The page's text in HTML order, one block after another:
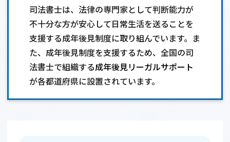
司法書士は、法律の専門家として判断能力が
不十分な方が安心して日常生活を送ることを
支援する成年後見制度に取り組んでいます。ま
た、成年後見制度を支援するため、全国の司
法書士で組織する成年後見リーガルサポート
が各都道府県に設置されています。